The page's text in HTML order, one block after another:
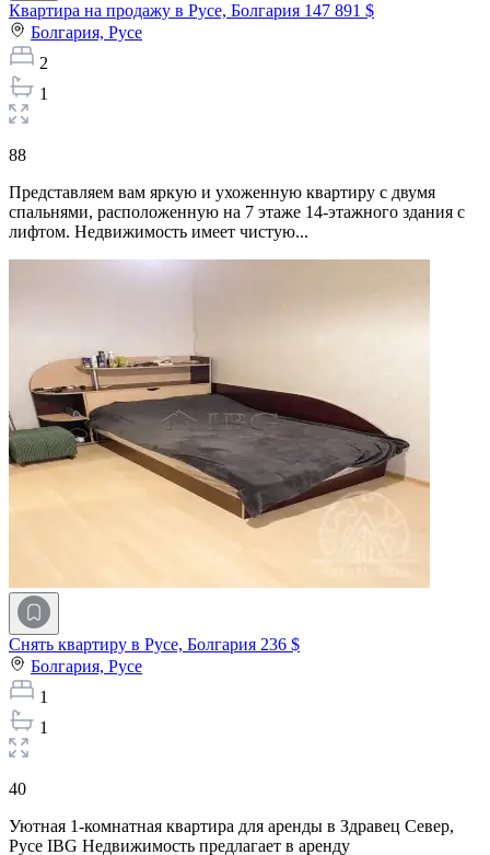
Квартира на продажу в Русе, Болгария 147 891 $
Болгария, Русе
2
1
88
Представляем вам яркую и ухоженную квартиру с двумя
спальнями, расположенную на 7 этаже 14-этажного здания с
лифтом. Недвижимость имеет чистую...
Снять квартиру в Русе, Болгария 236 $
Болгария, Русе
1
1
40
Уютная 1-комнатная квартира для аренды в Здравец Север,
Русе IBG Недвижимость предлагает в аренду